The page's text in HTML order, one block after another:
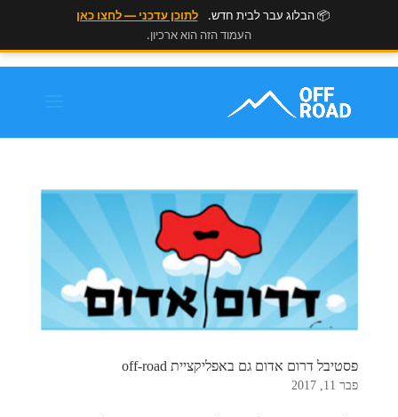
📦 הבלוג עבר לבית חדש.
לתוכן עדכני — לחצו כאן
העמוד הזה הוא ארכיון.
פסטיבל דרום אדום גם באפליקציית off-road
פבר 11, 2017